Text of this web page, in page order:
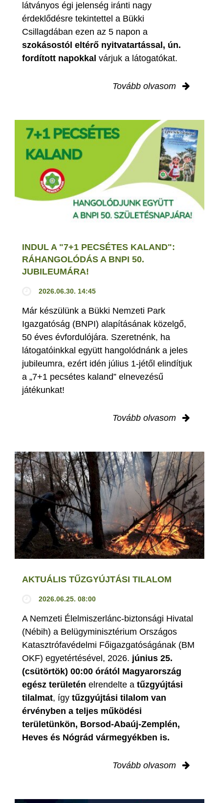
látványos égi jelenség iránti nagy
érdeklődésre tekintettel a Bükki
Csillagdában ezen az 5 napon a
szokásostól eltérő nyitvatartással, ún.
fordított napokkal várjuk a látogatókat.
Tovább olvasom
INDUL A "7+1 PECSÉTES KALAND":
RÁHANGOLÓDÁS A BNPI 50.
JUBILEUMÁRA!
2026.06.30. 14:45
Már készülünk a Bükki Nemzeti Park
Igazgatóság (BNPI) alapításának közelgő,
50 éves évfordulójára. Szeretnénk, ha
látogatóinkkal együtt hangolódnánk a jeles
jubileumra, ezért idén július 1-jétől elindítjuk
a „7+1 pecsétes kaland” elnevezésű
játékunkat!
Tovább olvasom
AKTUÁLIS TŰZGYÚJTÁSI TILALOM
2026.06.25. 08:00
A Nemzeti Élelmiszerlánc-biztonsági Hivatal
(Nébih) a Belügyminisztérium Országos
Katasztrófavédelmi Főigazgatóságának (BM
OKF) egyetértésével, 2026. június 25.
(csütörtök) 00:00 órától Magyarország
egész területén elrendelte a tűzgyújtási
tilalmat, így tűzgyújtási tilalom van
érvényben a teljes működési
területünkön, Borsod-Abaúj-Zemplén,
Heves és Nógrád vármegyékben is.
Tovább olvasom